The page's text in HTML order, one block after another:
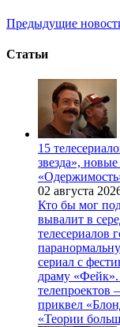
Предыдущие
Статьи
15
звезда»,
02 августа
Кто бы мог
вывалит в
телесериалов
сериал с
драму
телепроектов
приквел
«Теории